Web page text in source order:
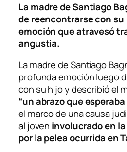
La madre de Santiago
de reencontrarse con su
emoción que atravesó
angustia.
La madre de Santiago
profunda emoción luego
con su hijo y describió el
“un abrazo que
el marco de una causa
al joven involucrado en
por la pelea ocurrida en